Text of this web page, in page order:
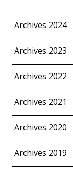
Archives 2024
Archives 2023
Archives 2022
Archives 2021
Archives 2020
Archives 2019